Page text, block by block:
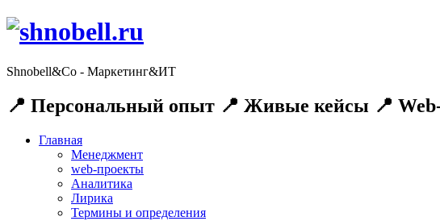
Shnobell&Co - Маркетинг&ИТ
📍 Персональный опыт 📍 Живые кейсы 📍
Главная
Менеджмент
web-проекты
Аналитика
Лирика
Термины и определения